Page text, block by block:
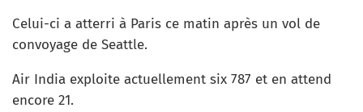
Celui-ci a atterri à Paris ce matin après un vol de
convoyage de Seattle.
Air India exploite actuellement six 787 et en attend
encore 21.